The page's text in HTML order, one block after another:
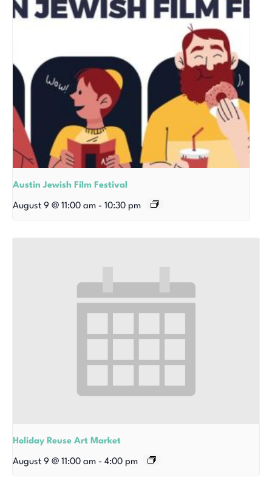
Austin Jewish Film Festival
August 9 @ 11:00 am - 10:30 pm
Holiday Reuse Art Market
August 9 @ 11:00 am - 4:00 pm